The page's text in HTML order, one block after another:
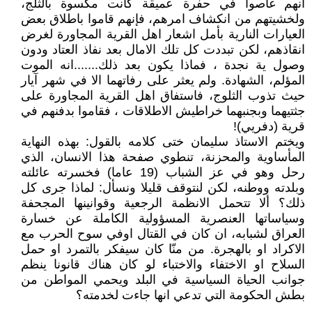
انهم غاصوا في حفرة عميقة كانت مكسوة بالثلج،
ولخشيتهم من انكشاف امرهم، فإنهم قاموا باطلاق بعض
العيارات النارية بأمل اشعار اهل القرية المجاورة لغرض
انقاذهم، لكن تبددت كل تلك الامال بعد نفاذ العتاد ودون
وصول ية نجدة ، فماذا يكون بعد ذلك.......انه الموت
المؤلم، الشهادة. ولم يعثر على رفاتهما الا في شهر آيار
حيث تذوب الثلوج، فاستفاق اهل القرية المجاورة على
جثتيهما وبجنبهما خراطيش الاطلاقات ، فقاموا بدفنهم في
قرية (دفريي)!
ويختم الاستاذ سليمان ختى كلامه بالقول: بهذه النهاية
المأساوية والمحزنة، تنطوي صفحة هذا الانسان، الذي
رحل وهو في عز الشباب (19 عاما) فخسرته عائلته
وبلدته ووطنه، لكن لنتوقف قليلا ونسأل: لماذا جرى كل
ذلك؟ ألا تتحمل الانظمة الرجعية وقوانينها المجحفة
وسياساتها العنصرية المسؤولية الكاملة عن خسارة
العراق لشبابه، ان كان في القتال اوفي سوح الحرب مع
الاكراد او بالهجرة. من منّا كان سيفكر بالتمرد او حمل
السلاح او الاختفاء والاختباء لو كان هناك قانونا ينظم
جوانب الحياة السياسية في البلد ويحمي المواطن من
بطش الحكومة التي تدعي انها جاءت لخدمته؟